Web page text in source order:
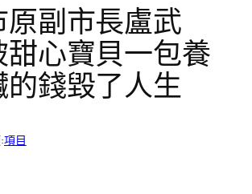
原副市長盧武
心寶貝一包養
錢毀了人生
項目